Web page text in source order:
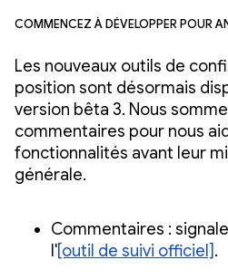
Commencez à développer pour
Les nouveaux outils de
position sont désormais
version bêta 3. Nous
commentaires pour nous
fonctionnalités avant leur
générale.
Commentaires :
l'[outil de suivi officiel].